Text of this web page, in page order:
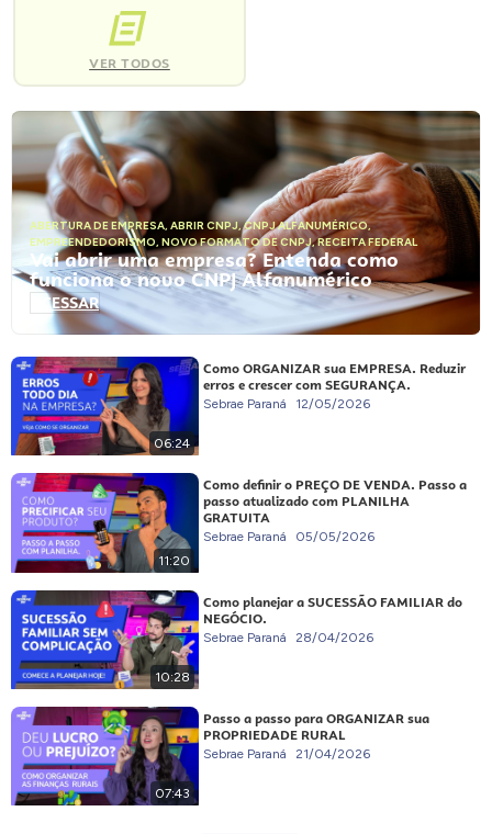
VER TODOS
ABERTURA DE EMPRESA, ABRIR CNPJ,CNPJ ALFANUMÉRICO,
EMPREENDEDORISMO, NOVO FORMATO DE CNPJ,RECEITA FEDERAL
Vai abrir uma empresa? Entenda como
funciona o novo CNPJ Alfanumérico
ACESSAR
06:24
Como ORGANIZAR sua EMPRESA. Reduzir
erros e crescer com SEGURANÇA.
Sebrae Paraná 12/05/2026
11:20
Como definir o PREÇO DE VENDA. Passo a
passo atualizado com PLANILHA
GRATUITA
Sebrae Paraná 05/05/2026
10:28
Como planejar a SUCESSÃO FAMILIAR do
NEGÓCIO.
Sebrae Paraná 28/04/2026
07:43
Passo a passo para ORGANIZAR sua
PROPRIEDADE RURAL
Sebrae Paraná 21/04/2026